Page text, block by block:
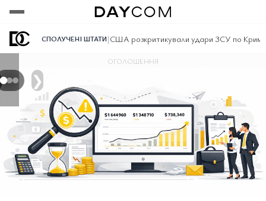
СПОЛУЧЕНІ ШТАТИ|США розкритикували удари ЗСУ по
❯
ОГОЛОШЕННЯ